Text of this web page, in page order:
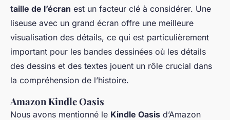
taille de l’écran est un facteur clé à considérer. Une
liseuse avec un grand écran offre une meilleure
visualisation des détails, ce qui est particulièrement
important pour les bandes dessinées où les détails
des dessins et des textes jouent un rôle crucial dans
la compréhension de l’histoire.
Amazon Kindle Oasis
Nous avons mentionné le Kindle Oasis d’Amazon